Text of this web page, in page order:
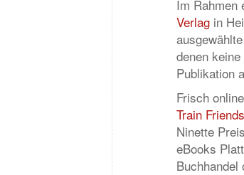
Im Rahmen
Verlag in
denen
Publikation
Frisch
Train
Ninette
eBooks
Buchhandel